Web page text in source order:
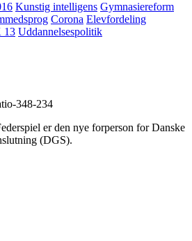
Kunstig intelligens Gymnasiereform
Corona Elevfordeling
13 Uddannelsespolitik
er den nye forperson for Danske
(DGS).